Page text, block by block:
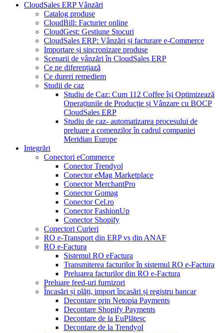
CloudSales ERP Vânzări
Catalog produse
CloudBill: Facturier online
CloudGest: Gestiune Stocuri
CloudSales ERP: Vânzări și facturare e-Commerce
Importare și sincronizare produse
Scenarii de vânzări în CloudSales ERP
Ce ne diferențiază
Ce dureri remediem
Studii de caz
Studiu de Caz: Cum 112 Coffee își Optimizează
Operațiunile de Producție și Vânzare cu BOCP
CloudSales ERP
Studiu de caz- automatizarea procesului de
preluare a comenzilor în cadrul companiei
Meridian Europe
Integrări
Conectori eCommerce
Conector Trendyol
Conector eMag Marketplace
Conector MerchantPro
Conector Gomag
Conector Cel.ro
Conector FashionUp
Conector Shopify
Conectori Curieri
RO e-Transport din ERP vs din ANAF
RO e-Factura
Sistemul RO eFactura
Transmiterea facturilor în sistemul RO e-Factura
Preluarea facturilor din RO e-Factura
Preluare feed-uri furnizori
Încasări și plăți, import încasări și registru bancar
Decontare prin Netopia Payments
Decontare Shopify Payments
Decontare de la EuPlătesc
Decontare de la Trendyol